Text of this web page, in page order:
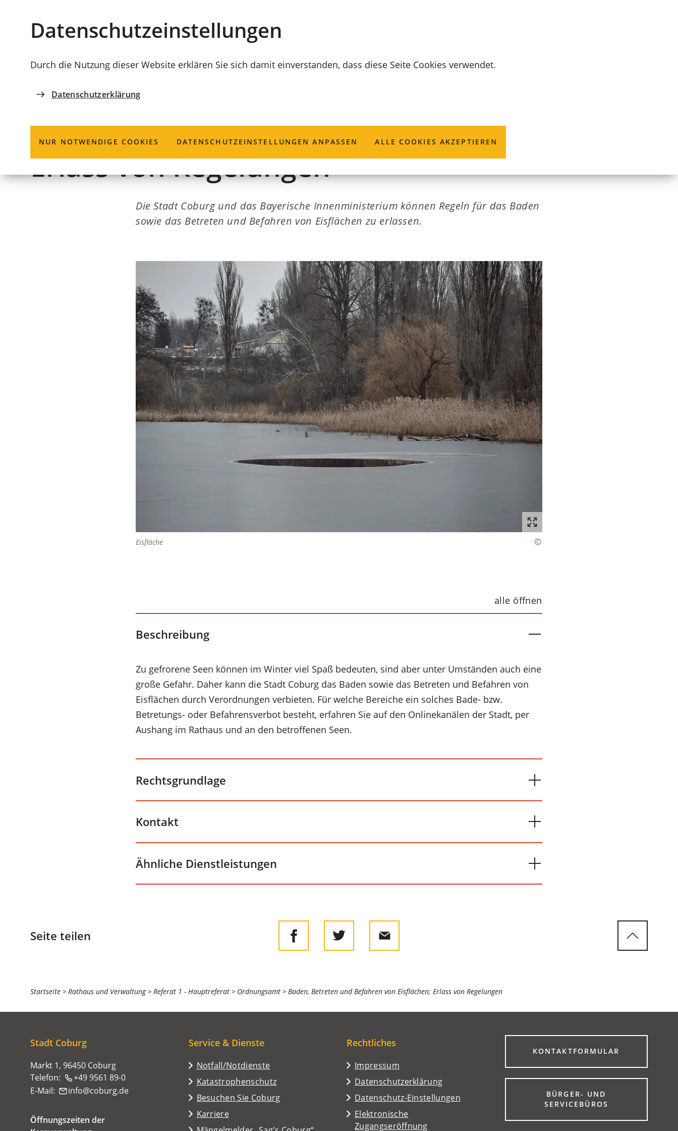
Datenschutz­einstellungen
Durch die Nutzung dieser Website erklären Sie sich damit einverstanden, dass diese Seite Cookies verwendet.
Datenschutzerklärung
NUR NOTWENDIGE COOKIES DATENSCHUTZ­EINSTELLUNGEN ANPASSEN ALLE COOKIES AKZEPTIEREN
Coburg
ORDNUNGSAMT
Baden, Betreten und Befahren von Eisflächen;
Erlass von Regelungen
Die Stadt Coburg und das Bayerische Innenministerium können Regeln für das Baden
sowie das Betreten und Befahren von Eisflächen zu erlassen.
Eisfläche
alle öffnen
Beschreibung
Zu gefrorene Seen können im Winter viel Spaß bedeuten, sind aber unter Umständen auch eine
große Gefahr. Daher kann die Stadt Coburg das Baden sowie das Betreten und Befahren von
Eisflächen durch Verordnungen verbieten. Für welche Bereiche ein solches Bade- bzw.
Betretungs- oder Befahrensverbot besteht, erfahren Sie auf den Onlinekanälen der Stadt, per
Aushang im Rathaus und an den betroffenen Seen.
Rechtsgrundlage
Kontakt
Ähnliche Dienstleistungen
Seite teilen
Sie
befinden
hier:
Startseite Rathaus und Verwaltung Referat 1 - Hauptreferat Ordnungsamt Baden, Betreten und Befahren von Eisflächen; Erlass von Regelungen
Stadt Coburg
Markt 1, 96450 Coburg
Telefon:
+49 9561 89-0
E-Mail:
info coburg de
Öffnungszeiten der
Service & Dienste
Notfall/Notdienste
Katastrophenschutz
Besuchen Sie Coburg
(Öffnet
in Karriere
Rechtliches
Impressum
Datenschutzerklärung
Datenschutz-Einstellungen
Elektronische
Zugangseröffnung
KONTAKTFORMULAR
(ÖFFNET
EINEM
NEUEN
BÜRGER- UND
SERVICEBÜROS
EINEM